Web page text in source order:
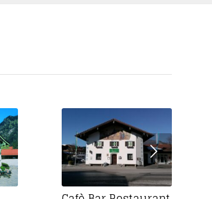
Weiter